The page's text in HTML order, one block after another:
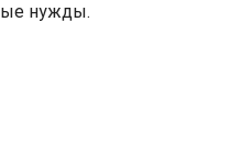
нужды.